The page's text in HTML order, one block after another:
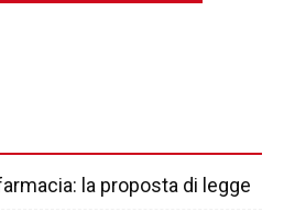
la proposta di legge